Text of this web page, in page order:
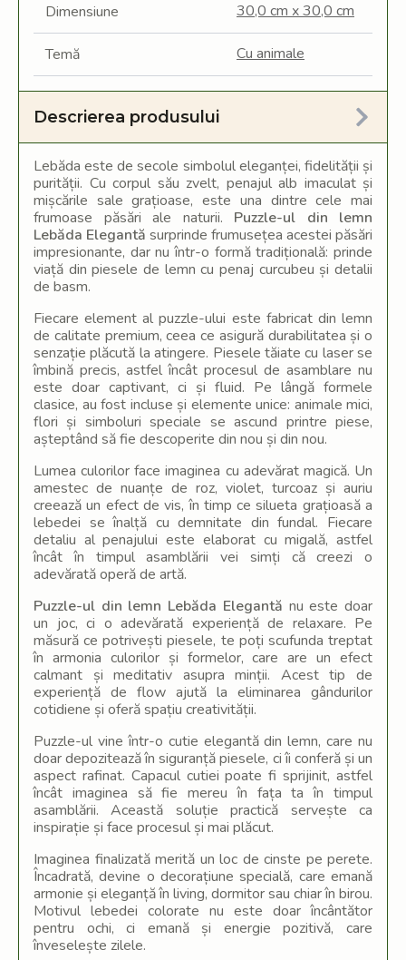
Dimensiune 30,0 cm x 30,0 cm
Temă Cu animale
Descrierea produsului
Lebăda este de secole simbolul eleganței, fidelității și
purității. Cu corpul său zvelt, penajul alb imaculat și
mișcările sale grațioase, este una dintre cele mai
frumoase păsări ale naturii. Puzzle-ul din lemn
Lebăda Elegantă surprinde frumusețea acestei păsări
impresionante, dar nu într-o formă tradițională: prinde
viață din piesele de lemn cu penaj curcubeu și detalii
de basm.
Fiecare element al puzzle-ului este fabricat din lemn
de calitate premium, ceea ce asigură durabilitatea și o
senzație plăcută la atingere. Piesele tăiate cu laser se
îmbină precis, astfel încât procesul de asamblare nu
este doar captivant, ci și fluid. Pe lângă formele
clasice, au fost incluse și elemente unice: animale mici,
flori și simboluri speciale se ascund printre piese,
așteptând să fie descoperite din nou și din nou.
Lumea culorilor face imaginea cu adevărat magică. Un
amestec de nuanțe de roz, violet, turcoaz și auriu
creează un efect de vis, în timp ce silueta grațioasă a
lebedei se înalță cu demnitate din fundal. Fiecare
detaliu al penajului este elaborat cu migală, astfel
încât în timpul asamblării vei simți că creezi o
adevărată operă de artă.
Puzzle-ul din lemn Lebăda Elegantă nu este doar
un joc, ci o adevărată experiență de relaxare. Pe
măsură ce potrivești piesele, te poți scufunda treptat
în armonia culorilor și formelor, care are un efect
calmant și meditativ asupra minții. Acest tip de
experiență de flow ajută la eliminarea gândurilor
cotidiene și oferă spațiu creativității.
Puzzle-ul vine într-o cutie elegantă din lemn, care nu
doar depozitează în siguranță piesele, ci îi conferă și un
aspect rafinat. Capacul cutiei poate fi sprijinit, astfel
încât imaginea să fie mereu în fața ta în timpul
asamblării. Această soluție practică servește ca
inspirație și face procesul și mai plăcut.
Imaginea finalizată merită un loc de cinste pe perete.
Încadrată, devine o decorațiune specială, care emană
armonie și eleganță în living, dormitor sau chiar în birou.
Motivul lebedei colorate nu este doar încântător
pentru ochi, ci emană și energie pozitivă, care
înveselește zilele.